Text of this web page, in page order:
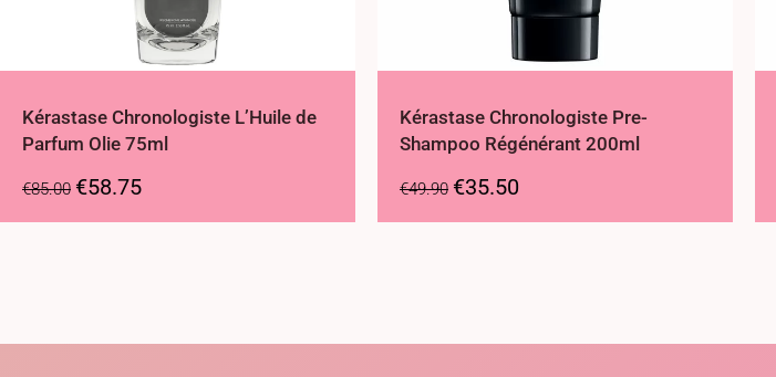
Kérastase Chronologiste L’Huile de
Parfum Olie 75ml
€85.00 €58.75
Kérastase Chronologiste Pre-
Shampoo Régénérant 200ml
€49.90 €35.50